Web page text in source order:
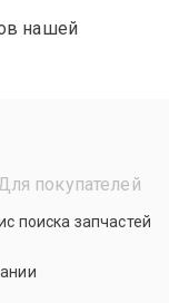
нашей
покупателей
поиска запчастей